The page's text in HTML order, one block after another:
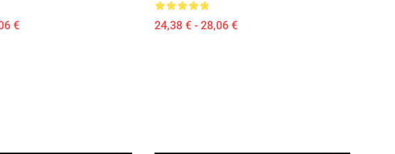
€ 24,38 € - 28,06 €